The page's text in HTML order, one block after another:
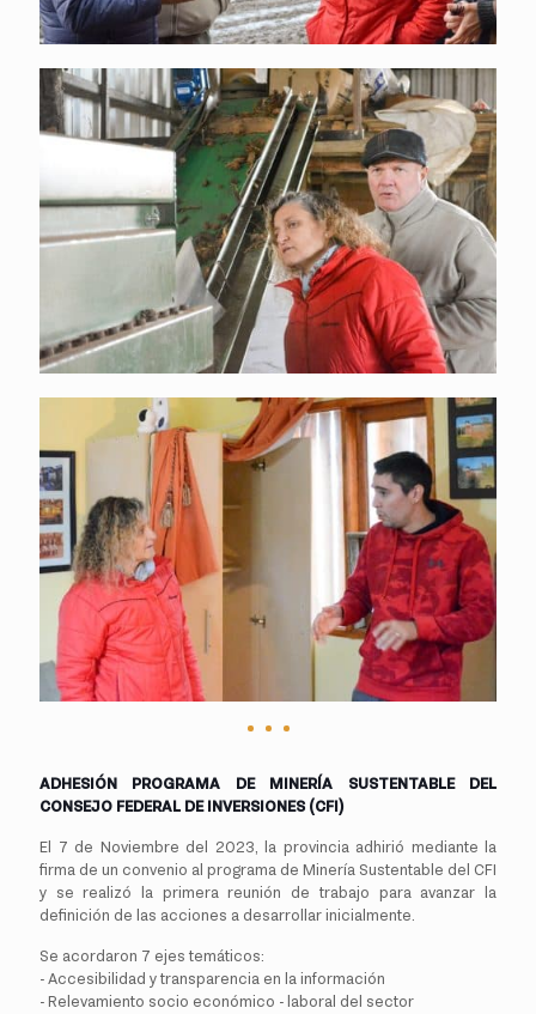
ADHESIÓN PROGRAMA DE MINERÍA SUSTENTABLE DEL
CONSEJO FEDERAL DE INVERSIONES (CFI)
El 7 de Noviembre del 2023, la provincia adhirió mediante la
firma de un convenio al programa de Minería Sustentable del CFI
y se realizó la primera reunión de trabajo para avanzar la
definición de las acciones a desarrollar inicialmente.
Se acordaron 7 ejes temáticos:
- Accesibilidad y transparencia en la información
- Relevamiento socio económico - laboral del sector